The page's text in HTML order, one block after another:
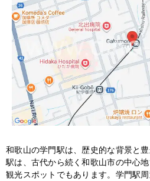
和歌山の学門駅は、歴史的な背景と
駅は、古代から続く和歌山市の中心
観光スポットでもあります。学門駅